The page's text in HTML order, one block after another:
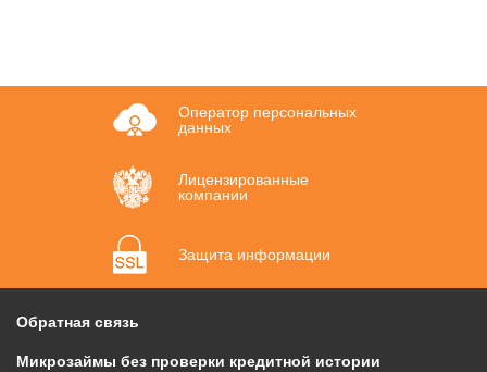
Оператор персональных
данных
Лицензированные
компании
Защита информации
Обратная связь
Микрозаймы без проверки кредитной истории